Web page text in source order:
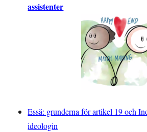
assistenter
Essä: grunderna för artikel 19 och
ideologin